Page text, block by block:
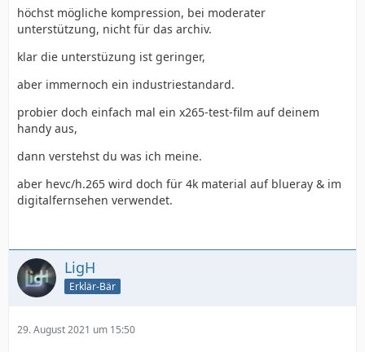
höchst mögliche kompression, bei moderater
unterstützung, nicht für das archiv.
klar die unterstüzung ist geringer,
aber immernoch ein industriestandard.
probier doch einfach mal ein x265-test-film auf deinem
handy aus,
dann verstehst du was ich meine.
aber hevc/h.265 wird doch für 4k material auf blueray & im
digitalfernsehen verwendet.
LigH
Erklär-Bär
29. August 2021 um 15:50